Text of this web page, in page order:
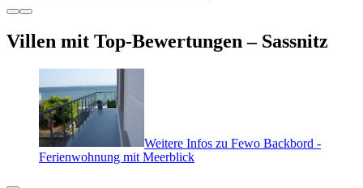
Villen mit Top-Bewertungen – Sassnitz
Weitere Infos zu Fewo Backbord -
Ferienwohnung mit Meerblick